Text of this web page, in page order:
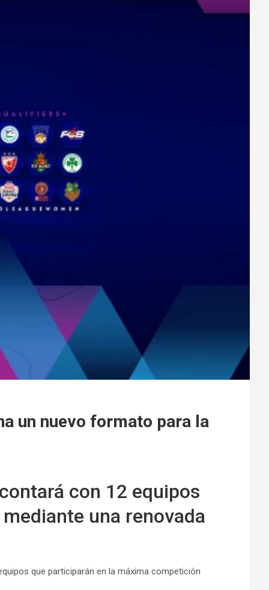
un nuevo formato para la
con 12 equipos
una renovada
que participarán en la máxima competición